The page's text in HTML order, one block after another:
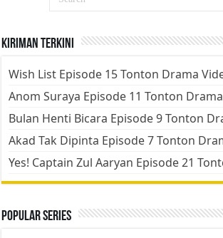
Kiriman Terkini
Wish List Episode 15 Tonton Drama
Anom Suraya Episode 11 Tonton
Bulan Henti Bicara Episode 9 Tonton
Akad Tak Dipinta Episode 7 Tonton
Yes! Captain Zul Aaryan Episode 21
Popular Series